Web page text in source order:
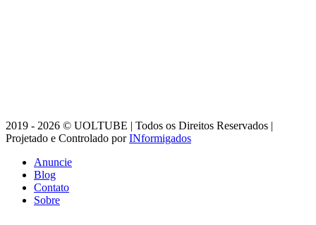
2019 - 2026 © UOLTUBE | Todos os Direitos Reservados |
Projetado e Controlado porINformigados
Anuncie
Blog
Contato
Sobre